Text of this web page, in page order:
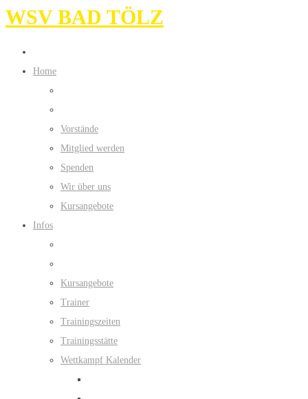
WSV BAD TÖLZ
Home
Vorstände
Mitglied werden
Spenden
Wir über uns
Kursangebote
Infos
Kursangebote
Trainer
Trainingszeiten
Trainingsstätte
Wettkampf Kalender